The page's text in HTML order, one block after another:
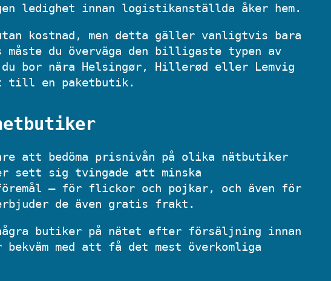
ledighet innan logistikanställda åker hem.
kostnad, men detta gäller vanligtvis bara
du överväga den billigaste typen av
bor nära Helsingør, Hillerød eller Lemvig
till en paketbutik.
att bedöma prisnivån på olika nätbutiker
sett sig tvingade att minska
– för flickor och pojkar, och även för
de även gratis frakt.
butiker på nätet efter försäljning innan
med att få det mest överkomliga